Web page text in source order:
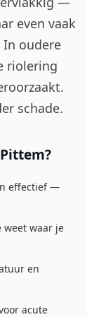
even vaak
oudere
riolering
schade.
effectief —
weet waar je
en
acute